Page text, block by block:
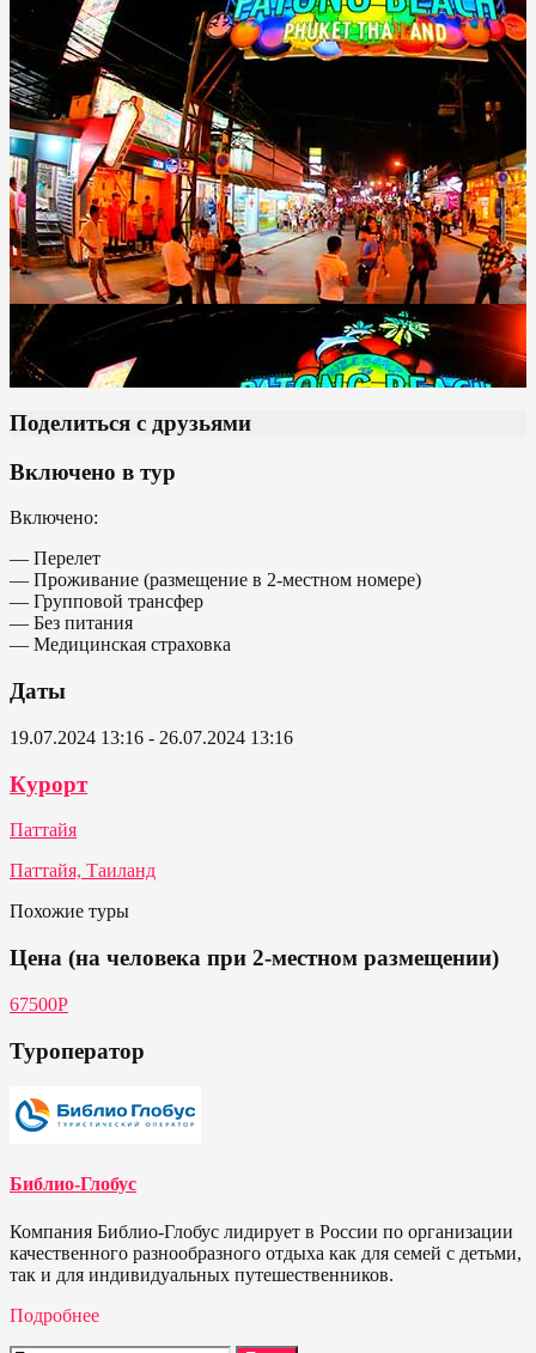
Поделиться с друзьями
Включено в тур
Включено:
— Перелет
— Проживание (размещение в 2-местном номере)
— Групповой трансфер
— Без питания
— Медицинская страховка
Даты
19.07.2024 13:16 - 26.07.2024 13:16
Курорт
Паттайя
Паттайя, Таиланд
Похожие туры
Цена (на человека при 2-местном размещении)
67500Р
Туроператор
Библио-Глобус
Компания Библио-Глобус лидирует в России по организации
качественного разнообразного отдыха как для семей с детьми,
так и для индивидуальных путешественников.
Подробнее